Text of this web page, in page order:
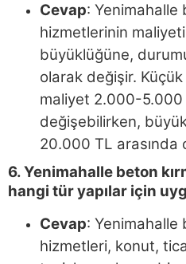
Cevap: Yenimahalle
hizmetlerinin
büyüklüğüne,
olarak değişir.
maliyet 2.000-5.000
değişebilirken,
20.000 TL arasında
6. Yenimahalle beton
hangi tür yapılar için
Cevap: Yenimahalle
hizmetleri, konut,